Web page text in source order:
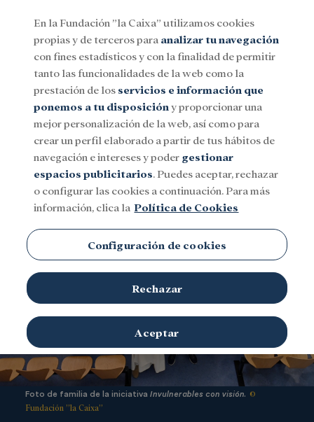
Menu
SocialInvestigación y becasCultura
Foto de familia de la iniciativa Invulnerables con visión. ©
Fundación ”la Caixa”
En la Fundación ”la Caixa” utilizamos cookies
propias y de terceros para analizar tu navegación
con fines estadísticos y con la finalidad de permitir
tanto las funcionalidades de la web como la
prestación de los servicios e información que
ponemos a tu disposición y proporcionar una
mejor personalización de la web, así como para
crear un perfil elaborado a partir de tus hábitos de
navegación e intereses y poder gestionar
espacios publicitarios. Puedes aceptar, rechazar
o configurar las cookies a continuación. Para más
información, clica la Política de Cookies
Configuración de cookies
Rechazar
Aceptar